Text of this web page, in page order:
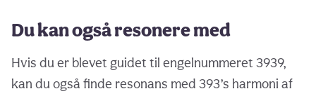
Du kan også resonere med
Hvis du er blevet guidet til engelnummeret 3939,
kan du også finde resonans med 393’s harmoni af